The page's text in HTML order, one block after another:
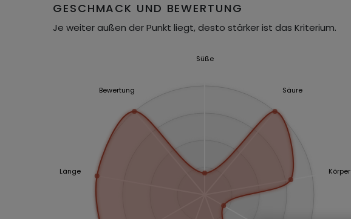
GESCHMACK UND BEWERTUNG
Je weiter außen der Punkt liegt, desto stärker ist das Kriterium.
Süße
Säure
Körper
Länge
Bewertung